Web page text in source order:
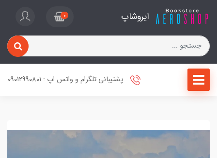
ایروشاپ 0
پشتیبانی تلگرام و واتس اپ : 09012990801